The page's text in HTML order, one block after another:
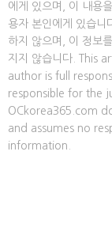
에게 있으며, 이 내용
용자 본인에게 있습
하지 않으며, 이 정보
지지 않습니다. This
author is full
responsible for the
OCkorea365.com
and assumes no
information.